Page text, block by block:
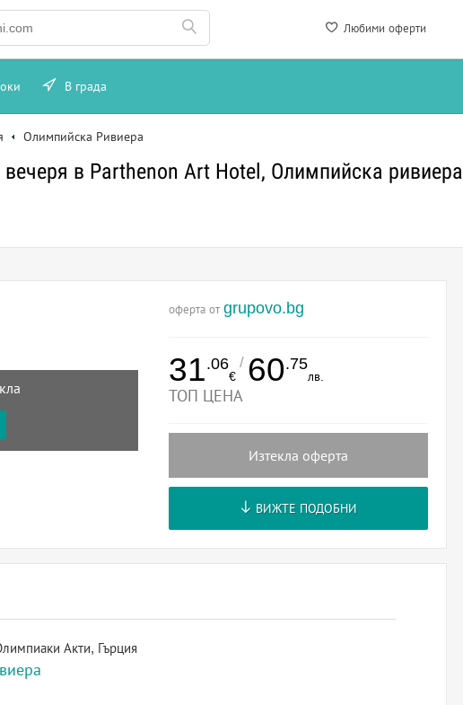
Любими оферти
В града
Олимпийска Ривиера
в Parthenon Art Hotel, Олимпийска ривиера
оферта от grupovo.bg
31.06
€
/ 60.75
лв.
ТОП ЦЕНА
Изтекла оферта
ВИЖТЕ ПОДОБНИ
Акти, Гърция